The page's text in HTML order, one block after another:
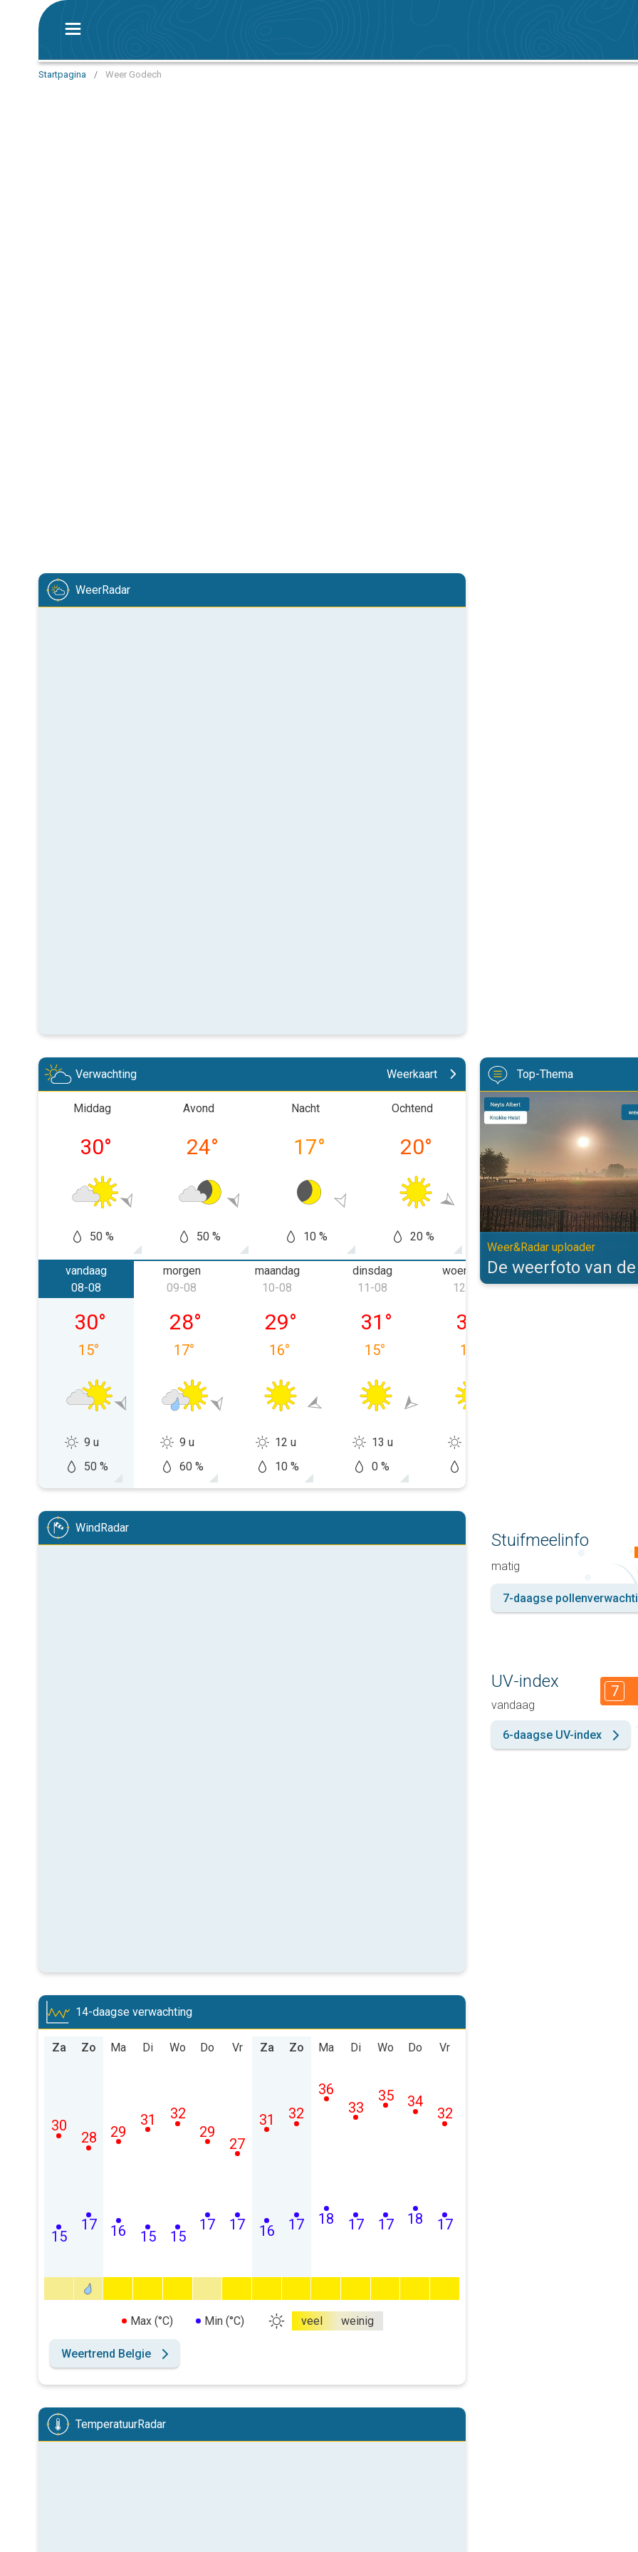
Startpagina / Weer Godech
WeerRadar
Verwachting Weerkaart
Middag
30°
50 %
Avond
24°
50 %
Nacht
17°
10 %
Ochtend
20°
20 %
Middag
28 °
60 %
vandaag
zaterdag 08-08
08-08
30°
15°
9 u
50 %
morgen
zondag 09-08
09-08
28°
17°
9 u
60 %
maandag
maandag 10-08
10-08
29°
16°
12 u
10 %
dinsdag
dinsdag 11-08
11-08
31 °
15°
13 u
0 %
woensdag
12-08
32
15
donderdag
13-08
Top-Thema
De weerfoto van de week.
Weer&Radar uploader
De weerfoto van
WindRadar
14-daagse verwachting
Za
15
30
Zo
17
28
Ma
16
29
Di
15
31
Wo
15
32
Do
17
29
Vr
17
27
Za
16
31
Zo
17
32
Ma
18
36
Di
17
33
Wo
17
35
Do
18
34
Vr
17
32
Max (°C) Min (°C) veel weinig
Weertrend Belgie
TemperatuurRadar
Stuifmeelinfo
matig
7-daagse
UV-index
vandaag
7
6-daagse UV-index